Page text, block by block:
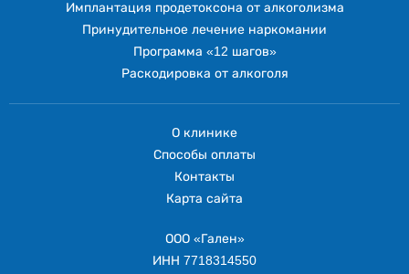
Имплантация продетоксона от алкоголизма
Принудительное лечение наркомании
Программа «12 шагов»
Раскодировка от алкоголя
О клинике
Способы оплаты
Контакты
Карта сайта
ООО «Гален»
ИНН 7718314550